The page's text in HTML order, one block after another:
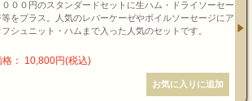
０００円のスタンダードセットに生ハム・ドライソーセー
等をプラス。人気のレバーケーゼやボイルソーセージにア
フシュニット・ハムまで入った人気のセットです。
格： 10,800円(税込)